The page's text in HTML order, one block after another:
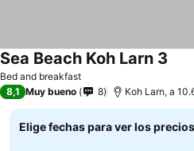
Bed and breakfast
Sea Beach Koh Larn 3
8,1 Muy bueno 8 Koh Larn, a
Elige fechas para ver los